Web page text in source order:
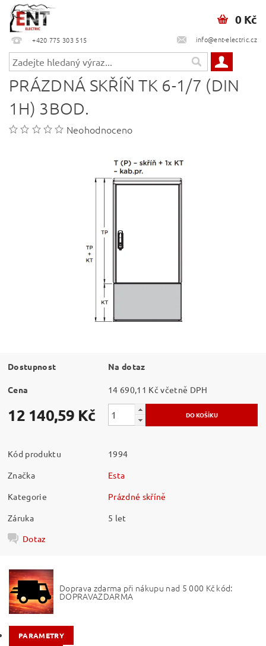
+420 775 303 515 info@ent-electric.cz
0 Kč
PRÁZDNÁ SKŘÍŇ TK 6-1/7 (DIN
1H) 3BOD.
Neohodnoceno
Dostupnost Na dotaz
Cena 14 690,11 Kč včetně DPH
12 140,59 Kč
Kód produktu
1994
Značka
Esta
Kategorie
Prázdné skříně
Záruka
5 let
Dotaz
Doprava zdarma při nákupu nad 5 000 Kč kód:
DOPRAVAZDARMA
PARAMETRY